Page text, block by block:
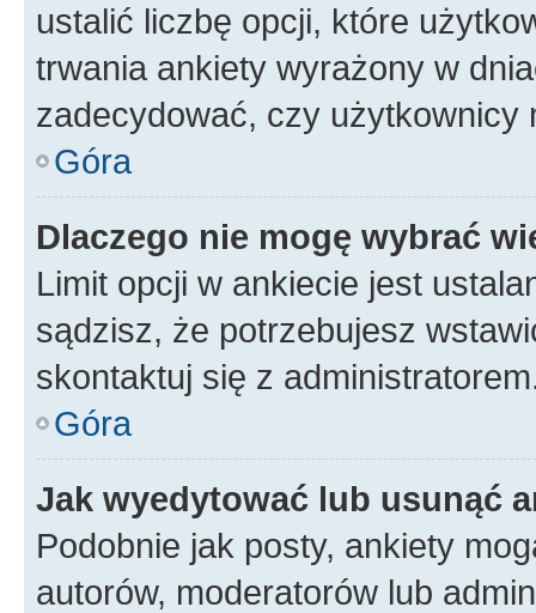
ustalić liczbę opcji, które
trwania ankiety wyrażony w
zadecydować, czy użytkownicy
Góra
Dlaczego nie mogę wybrać
Limit opcji w ankiecie jest
sądzisz, że potrzebujesz
skontaktuj się z
Góra
Jak wyedytować lub usunąć
Podobnie jak posty, ankiety
autorów, moderatorów lub